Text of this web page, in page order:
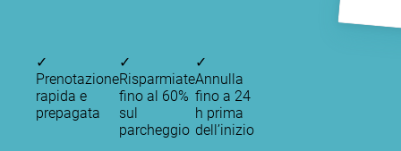
✓
Prenotazione
rapida e
prepagata
✓
Risparmiate
fino al 60%
sul
parcheggio
✓
Annulla
fino a 24
h prima
dell’inizio